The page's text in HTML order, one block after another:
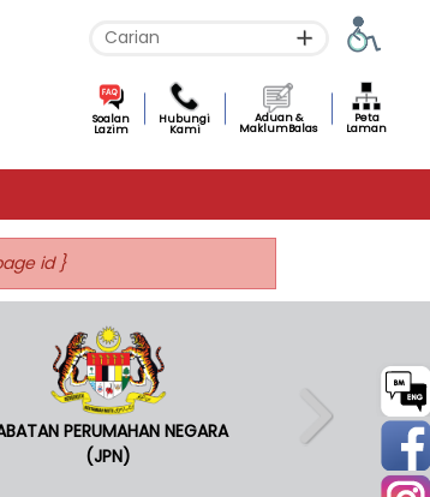
Soalan
Lazim
Hubungi
Kami
Aduan &
MaklumBalas
Peta
Laman
id }
PERUMAHAN NEGARA
(JPN)